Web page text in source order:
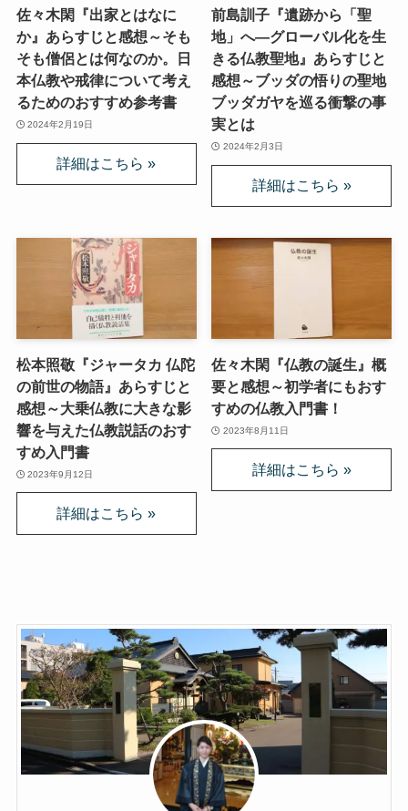
佐々木閑『出家とはなに
か』あらすじと感想～そも
そも僧侶とは何なのか。日
本仏教や戒律について考え
るためのおすすめ参考書
2024年2月19日
前島訓子『遺跡から「聖
地」へ—グローバル化を生
きる仏教聖地』あらすじと
感想～ブッダの悟りの聖地
ブッダガヤを巡る衝撃の事
実とは
2024年2月3日
松本照敬『ジャータカ 仏陀
の前世の物語』あらすじと
感想～大乗仏教に大きな影
響を与えた仏教説話のおす
すめ入門書
2023年9月12日
佐々木閑『仏教の誕生』概
要と感想～初学者にもおす
すめの仏教入門書！
2023年8月11日